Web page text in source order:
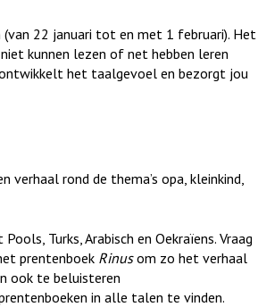
(van 22 januari tot en met 1 februari). Het
kunnen lezen of net hebben leren
het taalgevoel en bezorgt jou
verhaal rond de thema’s opa, kleinkind,
Turks, Arabisch en Oekraïens. Vraag
prentenboek Rinusom zo het verhaal
ook te beluisteren
in alle talen te vinden.